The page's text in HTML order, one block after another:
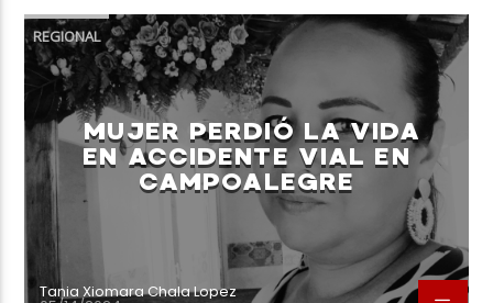
REGIONAL
MUJER PERDIÓ LA VIDA
EN ACCIDENTE VIAL EN
CAMPOALEGRE
Tania Xiomara Chala Lopez